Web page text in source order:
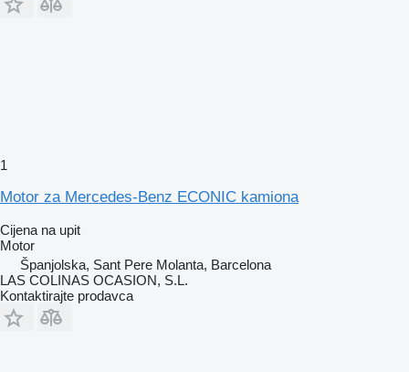
1
Motor za Mercedes-Benz ECONIC kamiona
Cijena na upit
Motor
Španjolska, Sant Pere Molanta, Barcelona
LAS COLINAS OCASION, S.L.
Kontaktirajte prodavca